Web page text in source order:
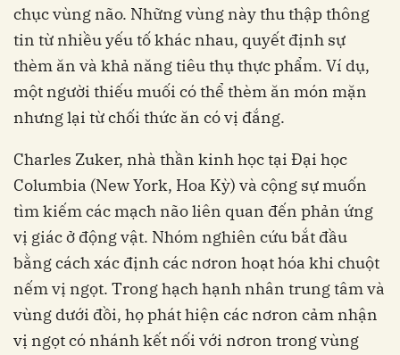
chục vùng não. Những vùng này thu thập thông
tin từ nhiều yếu tố khác nhau, quyết định sự
thèm ăn và khả năng tiêu thụ thực phẩm. Ví dụ,
một người thiếu muối có thể thèm ăn món mặn
nhưng lại từ chối thức ăn có vị đắng.
Charles Zuker, nhà thần kinh học tại Đại học
Columbia (New York, Hoa Kỳ) và cộng sự muốn
tìm kiếm các mạch não liên quan đến phản ứng
vị giác ở động vật. Nhóm nghiên cứu bắt đầu
bằng cách xác định các nơron hoạt hóa khi chuột
nếm vị ngọt. Trong hạch hạnh nhân trung tâm và
vùng dưới đồi, họ phát hiện các nơron cảm nhận
vị ngọt có nhánh kết nối với nơron trong vùng